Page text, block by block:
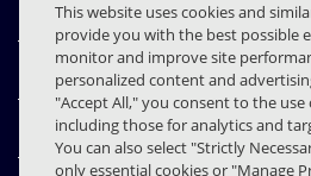
Chi siamo
Prodotti
Centro risorse
This website uses cookies and
provide you with the best possible
monitor and improve site
personalized content and
"Accept All," you consent to the use
including those for analytics and
You can also select "Strictly
only essential cookies or "Manage